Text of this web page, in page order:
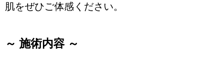
肌をぜひご体感ください。
～ 施術内容 ～